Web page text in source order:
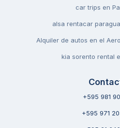
car trips en
alsa rentacar
Alquiler de autos en el
kia sorento rental
+595 981
+595 971